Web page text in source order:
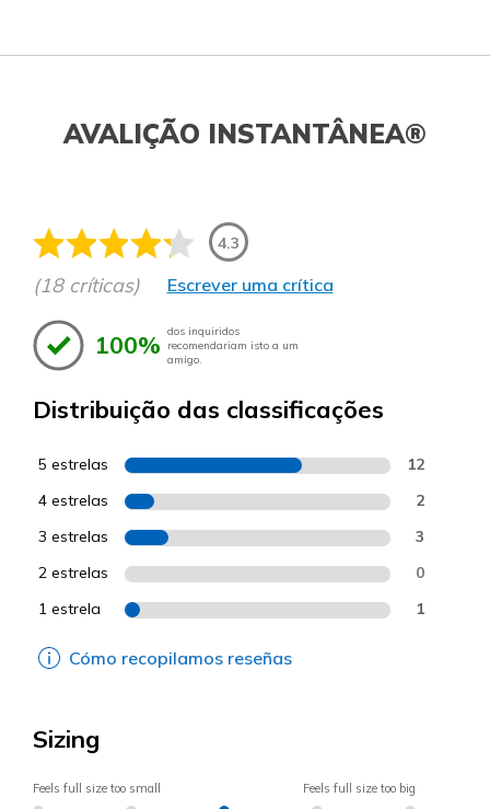
AVALIÇÃO INSTANTÂNEA®
4.3
(18 críticas) Escrever uma crítica
100% dos inquiridos
recomendariam isto a um
amigo.
Distribuição das classificações
5 estrelas 12
4 estrelas 2
3 estrelas 3
2 estrelas 0
1 estrela 1
Cómo recopilamos reseñas
Sizing
Feels full size too small Feels full size too big